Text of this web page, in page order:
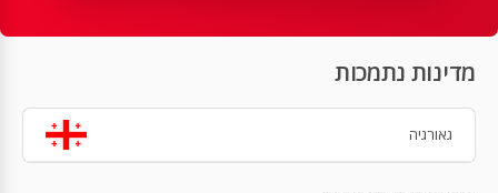
מדינות נתמכות
גאורגיה